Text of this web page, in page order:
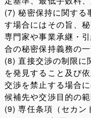
(7) 秘密保持に関する
す場合にはその旨、
専門家や事業承継・
合の秘密保持義務の一
(8) 直接交渉の制限に
を発見すること及び
交渉を禁止する場合
候補先や交渉目的の範
(9) 専任条項（セカン